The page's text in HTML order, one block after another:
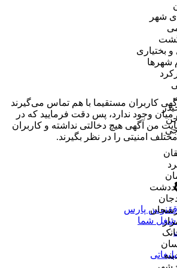
شهر
بختیاری
شهر‌ها
کاربران مستقیما با هم تماس می‌گیرند
وجود ندارد، پس دقت فرمایید که در
من آگهی هیچ دخالتی نداشته و کاربران
امنیتی را در نظر بگیرند.
پارس
شغل شما